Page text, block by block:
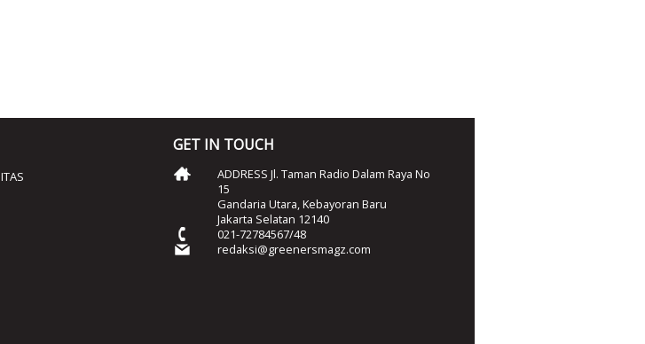
GET IN TOUCH
ADDRESS Jl. Taman Radio Dalam Raya No
15
Gandaria Utara, Kebayoran Baru
Jakarta Selatan 12140
021-72784567/48
redaksi@greenersmagz.com